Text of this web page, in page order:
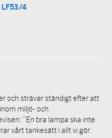
LF53/4
och strävar ständigt efter att
miljö- och
”En bra lampa ska inte
vårt tankesätt i allt vi gör.